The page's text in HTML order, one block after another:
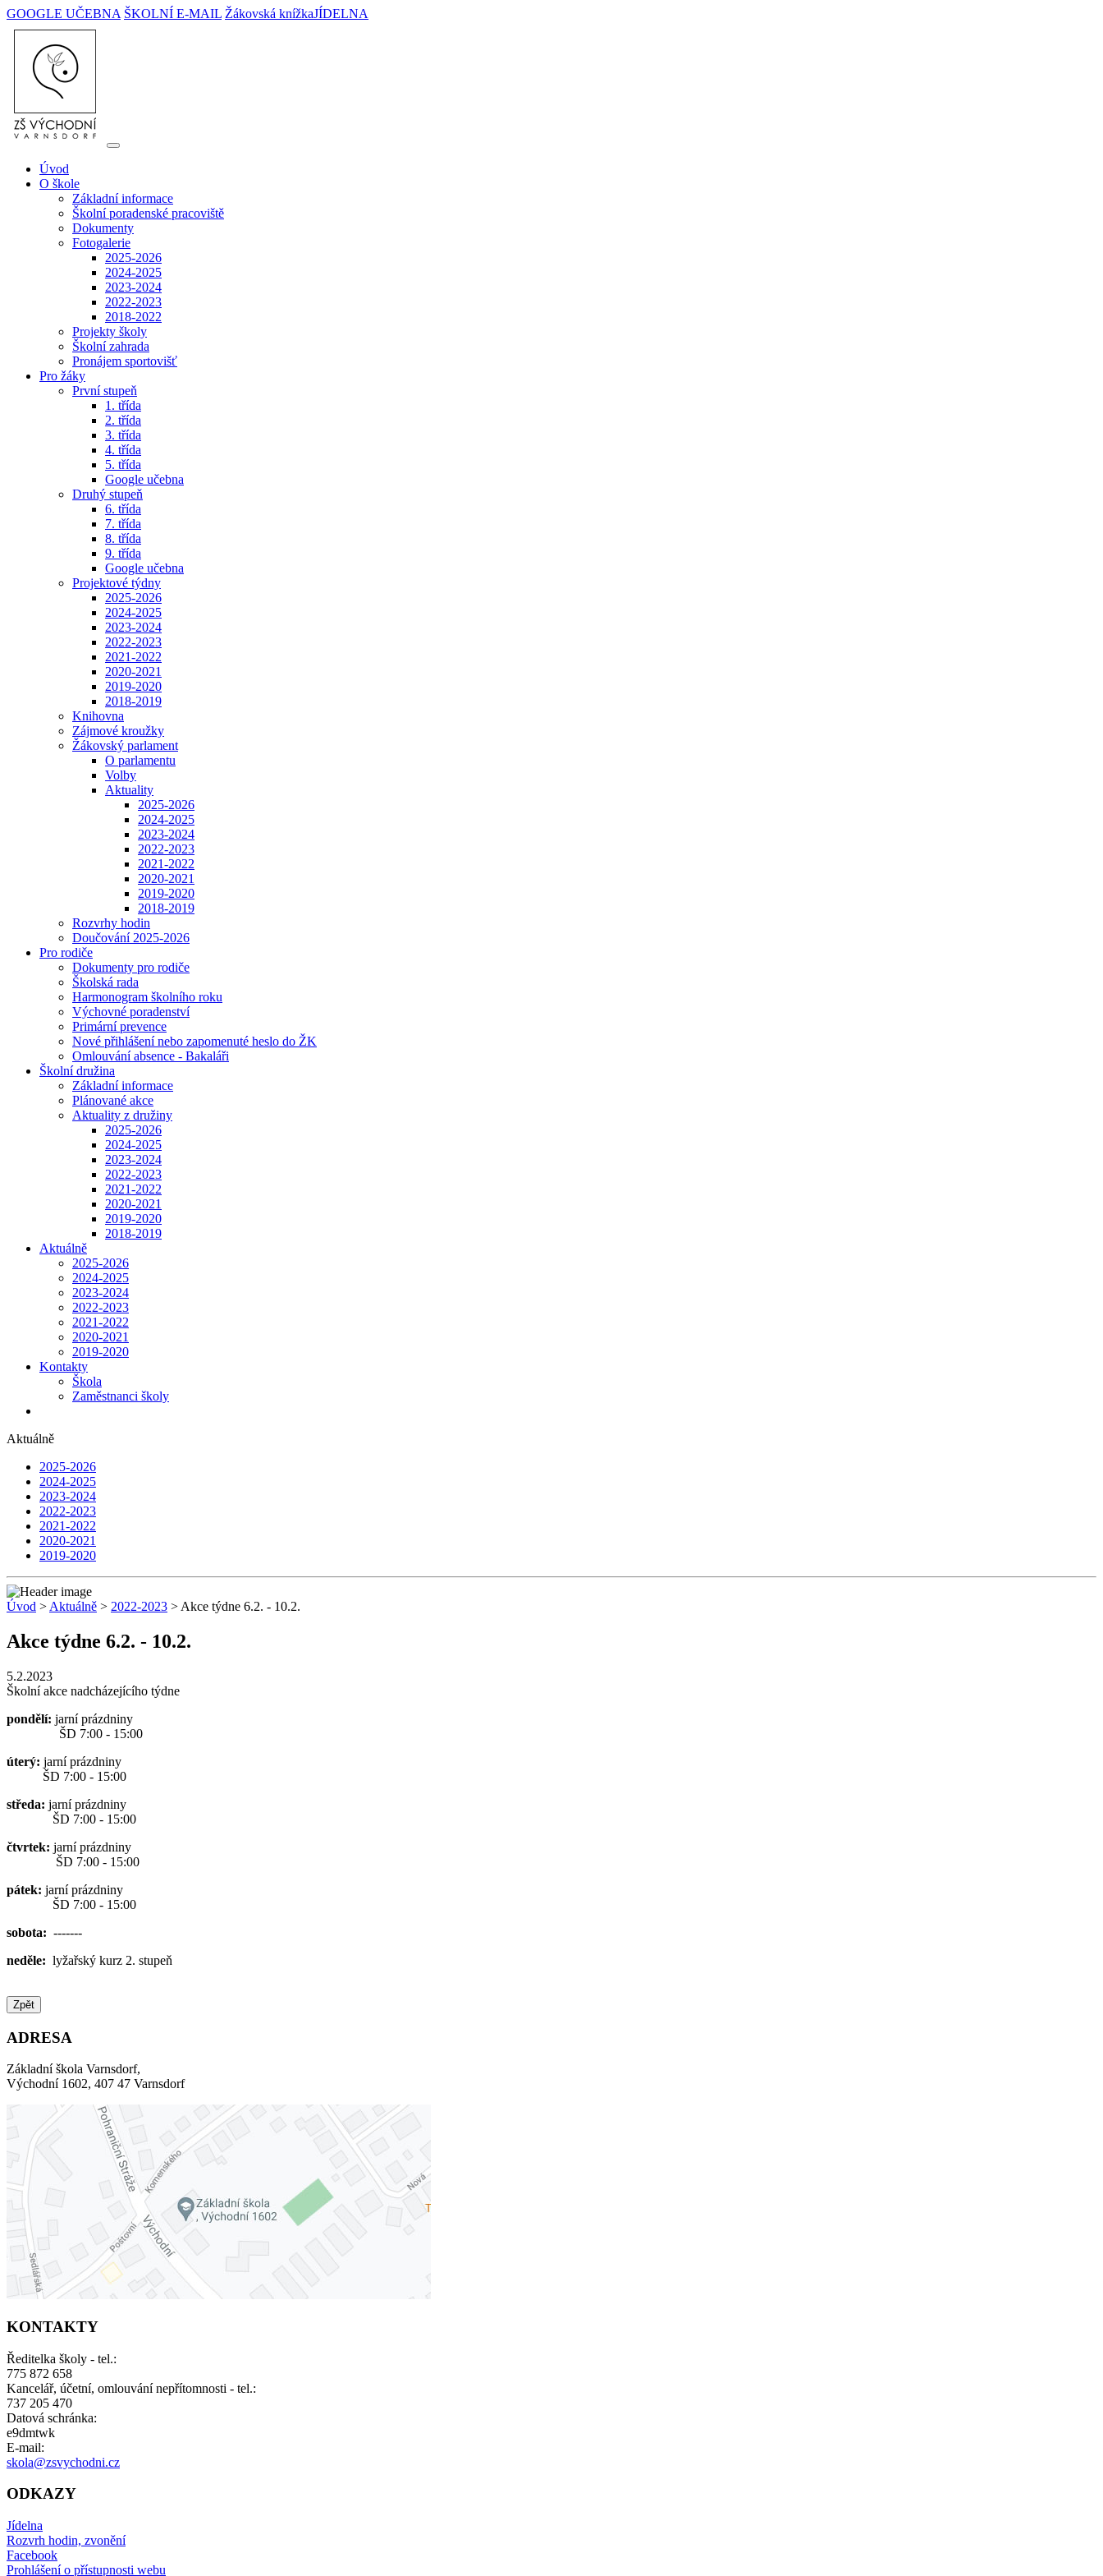
GOOGLE UČEBNA ŠKOLNÍ E-MAIL Žákovská knížkaJÍDELNA
Úvod
O škole
Základní informace
Školní poradenské pracoviště
Dokumenty
Fotogalerie
2025-2026
2024-2025
2023-2024
2022-2023
2018-2022
Projekty školy
Školní zahrada
Pronájem sportovišť
Pro žáky
První stupeň
1. třída
2. třída
3. třída
4. třída
5. třída
Google učebna
Druhý stupeň
6. třída
7. třída
8. třída
9. třída
Google učebna
Projektové týdny
2025-2026
2024-2025
2023-2024
2022-2023
2021-2022
2020-2021
2019-2020
2018-2019
Knihovna
Zájmové kroužky
Žákovský parlament
O parlamentu
Volby
Aktuality
2025-2026
2024-2025
2023-2024
2022-2023
2021-2022
2020-2021
2019-2020
2018-2019
Rozvrhy hodin
Doučování 2025-2026
Pro rodiče
Dokumenty pro rodiče
Školská rada
Harmonogram školního roku
Výchovné poradenství
Primární prevence
Nové přihlášení nebo zapomenuté heslo do ŽK
Omlouvání absence - Bakaláři
Školní družina
Základní informace
Plánované akce
Aktuality z družiny
2025-2026
2024-2025
2023-2024
2022-2023
2021-2022
2020-2021
2019-2020
2018-2019
Aktuálně
2025-2026
2024-2025
2023-2024
2022-2023
2021-2022
2020-2021
2019-2020
Kontakty
Škola
Zaměstnanci školy
Aktuálně
2025-2026
2024-2025
2023-2024
2022-2023
2021-2022
2020-2021
2019-2020
Úvod > Aktuálně > 2022-2023 > Akce týdne 6.2. - 10.2.
Akce týdne 6.2. - 10.2.
5.2.2023
Školní akce nadcházejícího týdne
pondělí: jarní prázdniny
ŠD 7:00 - 15:00
úterý: jarní prázdniny
ŠD 7:00 - 15:00
středa: jarní prázdniny
ŠD 7:00 - 15:00
čtvrtek: jarní prázdniny
ŠD 7:00 - 15:00
pátek: jarní prázdniny
ŠD 7:00 - 15:00
sobota: -------
neděle: lyžařský kurz 2. stupeň
Zpět
ADRESA
Základní škola Varnsdorf,
Východní 1602, 407 47 Varnsdorf
KONTAKTY
Ředitelka školy - tel.:
775 872 658
Kancelář, účetní, omlouvání nepřítomnosti - tel.:
737 205 470
Datová schránka:
e9dmtwk
E-mail:
skola@zsvychodni.cz
ODKAZY
Jídelna
Rozvrh hodin, zvonění
Facebook
Prohlášení o přístupnosti webu